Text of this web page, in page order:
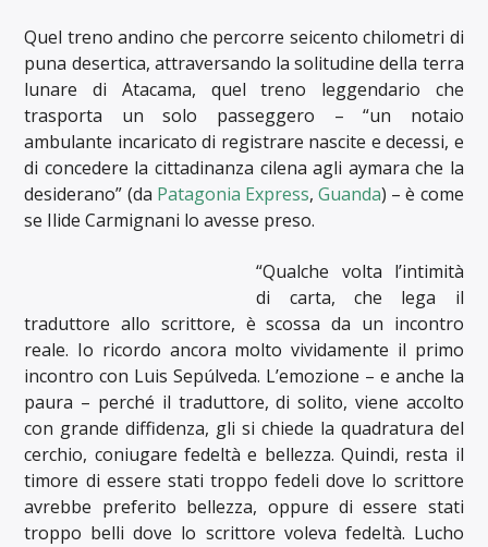
Quel treno andino che percorre seicento chilometri di
puna desertica, attraversando la solitudine della terra
lunare di Atacama, quel treno leggendario che
trasporta un solo passeggero – “un notaio
ambulante incaricato di registrare nascite e decessi, e
di concedere la cittadinanza cilena agli aymara che la
desiderano” (da Patagonia Express,Guanda) – è come
se Ilide Carmignani lo avesse preso.
“Qualche volta l’intimità
di carta, che lega il
traduttore allo scrittore, è scossa da un incontro
reale. Io ricordo ancora molto vividamente il primo
incontro con Luis Sepúlveda. L’emozione – e anche la
paura – perché il traduttore, di solito, viene accolto
con grande diffidenza, gli si chiede la quadratura del
cerchio, coniugare fedeltà e bellezza. Quindi, resta il
timore di essere stati troppo fedeli dove lo scrittore
avrebbe preferito bellezza, oppure di essere stati
troppo belli dove lo scrittore voleva fedeltà. Lucho